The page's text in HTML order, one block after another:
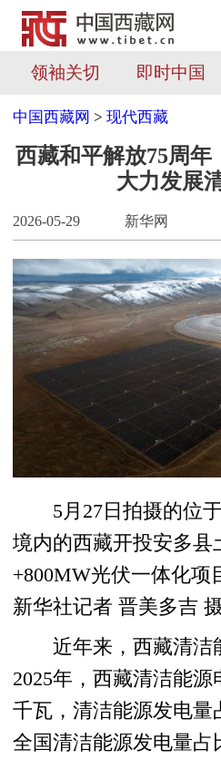
领袖关切 即时中国
中国西藏网 >现代西藏
西藏和平解放75周
大力发展
2026-05-29 新华网
5月27日拍摄的位于
境内的西藏开投安多县
+800MW光伏一体化项
新华社记者 晋美多吉
近年来，西藏清洁
2025年，西藏清洁能源
千瓦，清洁能源发电量
全国清洁能源发电量占